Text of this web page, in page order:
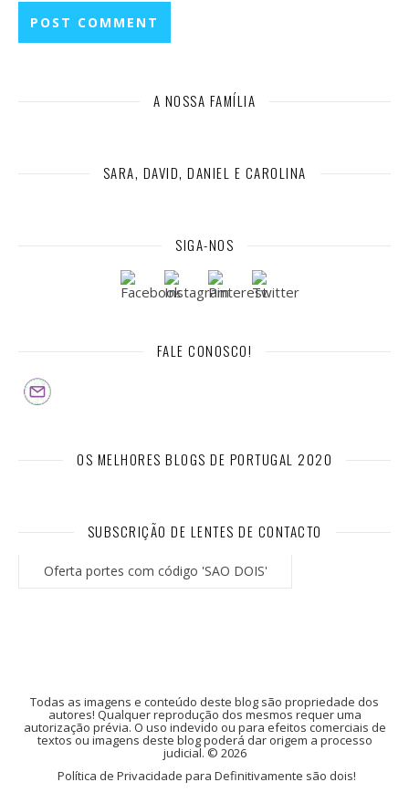
A NOSSA FAMÍLIA
SARA, DAVID, DANIEL E CAROLINA
SIGA-NOS
FALE CONOSCO!
OS MELHORES BLOGS DE PORTUGAL 2020
SUBSCRIÇÃO DE LENTES DE CONTACTO
Oferta portes com código 'SAO DOIS'
Todas as imagens e conteúdo deste blog são propriedade dos
autores! Qualquer reprodução dos mesmos requer uma
autorização prévia. O uso indevido ou para efeitos comerciais de
textos ou imagens deste blog poderá dar origem a processo
judicial. © 2026
Política de Privacidade para Definitivamente são dois!